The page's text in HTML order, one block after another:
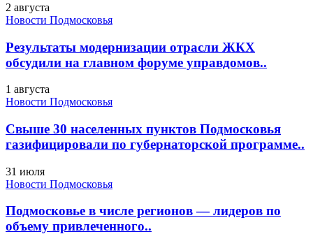
2 августа
Новости Подмосковья
Результаты модернизации отрасли ЖКХ
обсудили на главном форуме управдомов..
1 августа
Новости Подмосковья
Свыше 30 населенных пунктов Подмосковья
газифицировали по губернаторской программе..
31 июля
Новости Подмосковья
Подмосковье в числе регионов — лидеров по
объему привлеченного..